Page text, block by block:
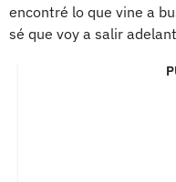
encontré lo que vine a
sé que voy a salir